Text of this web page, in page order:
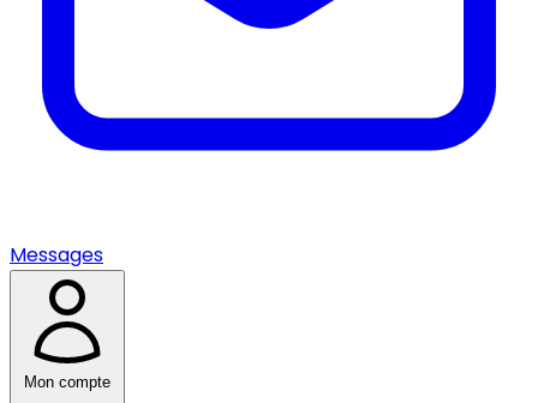
Messages
Mon compte